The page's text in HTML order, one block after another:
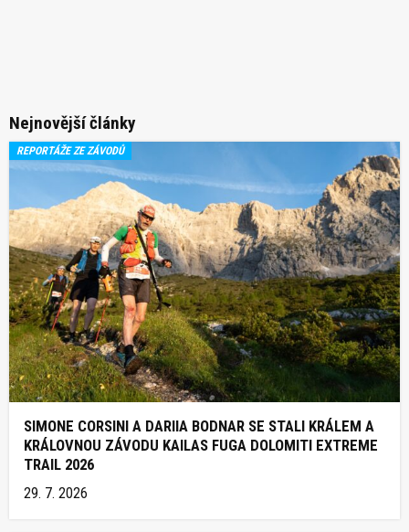
Nejnovější články
REPORTÁŽE ZE ZÁVODŮ
SIMONE CORSINI A DARIIA BODNAR SE STALI KRÁLEM A
KRÁLOVNOU ZÁVODU KAILAS FUGA DOLOMITI EXTREME
TRAIL 2026
29. 7. 2026